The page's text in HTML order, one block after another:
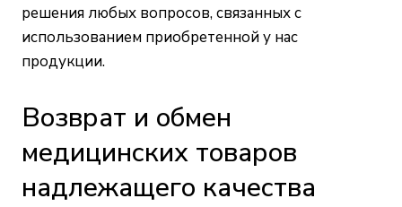
решения любых вопросов, связанных с
использованием приобретенной у нас
продукции.
Возврат и обмен
медицинских товаров
надлежащего качества